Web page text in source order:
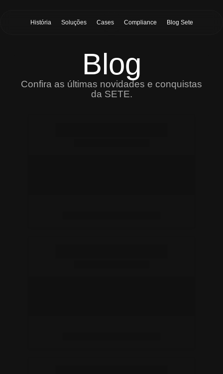
História Soluções Cases Compliance Blog Sete
Blog
Confira as últimas novidades e conquistas
da SETE.